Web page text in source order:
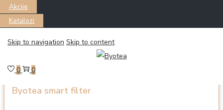
Akcije
Katalozi
Skip to navigation Skip to content
0 0
Nijedan proizvod ne odgovara izabranim kriterijumima.
Byotea smart filter